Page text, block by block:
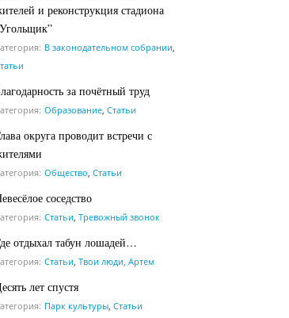
и реконструкция стадиона
В законодательном собрании
за почётный труд
Образование Статьи
округа проводит встречи с
Общество Статьи
соседство
Статьи Тревожный звонок
отдыхал табун лошадей…
Статьи Твои люди, Артем
лет спустя
Парк культуры Статьи